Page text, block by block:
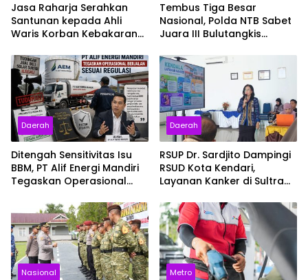
Jasa Raharja Serahkan
Santunan kepada Ahli
Waris Korban Kebakaran
Tembus Tiga Besar
Nasional, Polda NTB Sabet
Juara III Bulutangkis
Daerah
Ditengah Sensitivitas Isu
BBM, PT Alif Energi Mandiri
Tegaskan Operasional
Daerah
RSUP Dr. Sardjito Dampingi
RSUD Kota Kendari,
Layanan Kanker di Sultra
Nasional Metro